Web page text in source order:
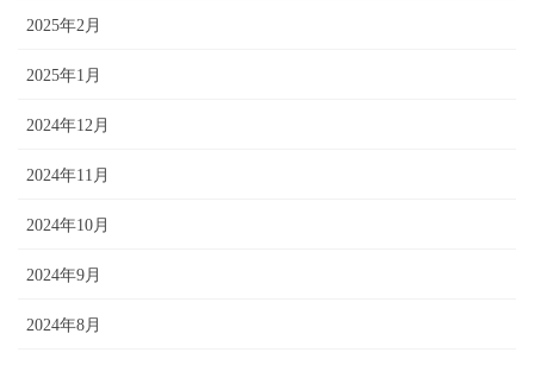
2025年2月
2025年1月
2024年12月
2024年11月
2024年10月
2024年9月
2024年8月